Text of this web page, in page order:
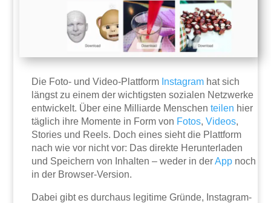
Die Foto- und Video-Plattform Instagram hat sich
längst zu einem der wichtigsten sozialen Netzwerke
entwickelt. Über eine Milliarde Menschenteilen hier
täglich ihre Momente in Form von Fotos,Videos,
Stories und Reels. Doch eines sieht die Plattform
nach wie vor nicht vor: Das direkte Herunterladen
und Speichern von Inhalten – weder in derApp noch
in der Browser-Version.
Dabei gibt es durchaus legitime Gründe, Instagram-